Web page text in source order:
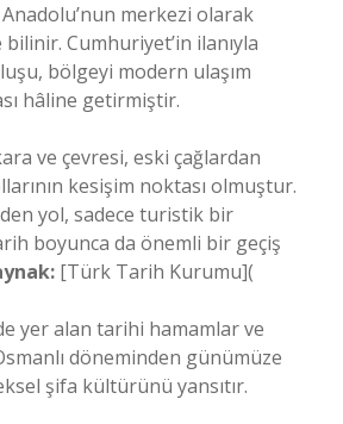
merkezi olarak
Cumhuriyet’in ilanıyla
bölgeyi modern ulaşım
hâline getirmiştir.
ve çevresi, eski çağlardan
kesişim noktası olmuştur.
yol, sadece turistik bir
boyunca da önemli bir geçiş
[Türk Tarih Kurumu](
yer alan tarihi hamamlar ve
döneminden günümüze
şifa kültürünü yansıtır.